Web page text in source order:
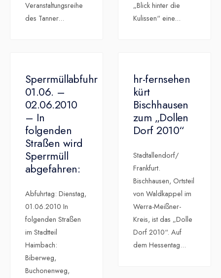
Veranstaltungsreihe
des Tanner...
„Blick hinter die
Kulissen“ eine...
Sperrmüllabfuhr
01.06. –
02.06.2010
– In
folgenden
Straßen wird
Sperrmüll
abgefahren:
Abfuhrtag: Dienstag,
01.06.2010 In
folgenden Straßen
im Stadtteil
Haimbach:
Biberweg,
Buchonenweg,
hr-fernsehen
kürt
Bischhausen
zum „Dollen
Dorf 2010“
Stadtallendorf/
Frankfurt.
Bischhausen, Ortsteil
von Waldkappel im
Werra-Meißner-
Kreis, ist das „Dolle
Dorf 2010“. Auf
dem Hessentag...